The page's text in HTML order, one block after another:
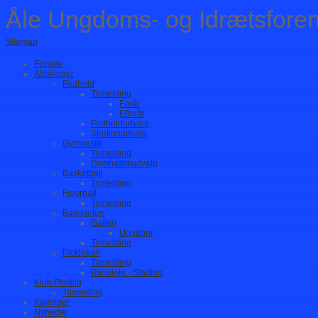
Åle Ungdoms- og
Sitemap
Forside
Afdelinger
Fodbold
Tilmelding
Forår
Efterår
Fodboldudvalg
Stadionudvalg
Gymnastik
Tilmelding
Gymnastikudvalg
Basketball
Tilmelding
Floorball
Tilmelding
Badminton
Galleri
Ungdom
Tilmelding
Pickleball
Tilmelding
Baneleje - Stadion
Klub Frivillig
Tilmelding
Kalender
Nyheder